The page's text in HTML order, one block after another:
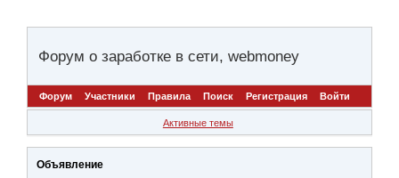
Форум о заработке в сети, webmoney
Форум Участники Правила Поиск Регистрация Войти
Активные темы
Объявление